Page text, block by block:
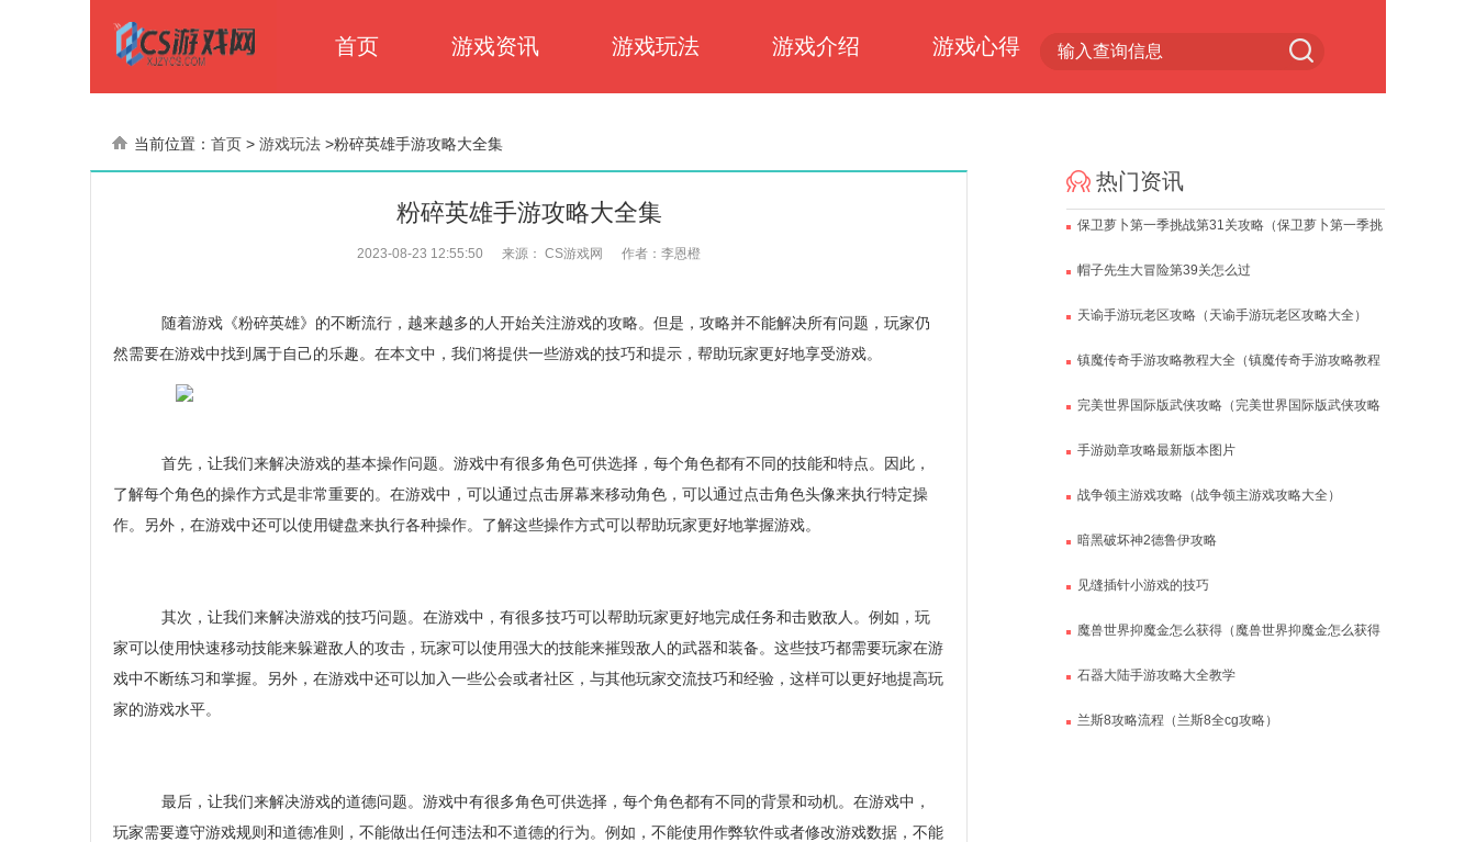
首页 游戏资讯 游戏玩法 游戏介绍 游戏心得 小游戏专区
当前位置： 首页 > 游戏玩法 >粉碎英雄手游攻略大全集
粉碎英雄手游攻略大全集
2023-08-23 12:55:50 来源： CS游戏网 作者：李恩橙
随着游戏《粉碎英雄》的不断流行，越来越多的人开始关注游戏的攻略。但是，攻略并不能解决所有问题，玩家仍
然需要在游戏中找到属于自己的乐趣。在本文中，我们将提供一些游戏的技巧和提示，帮助玩家更好地享受游戏。
首先，让我们来解决游戏的基本操作问题。游戏中有很多角色可供选择，每个角色都有不同的技能和特点。因此，
了解每个角色的操作方式是非常重要的。在游戏中，可以通过点击屏幕来移动角色，可以通过点击角色头像来执行特定操
作。另外，在游戏中还可以使用键盘来执行各种操作。了解这些操作方式可以帮助玩家更好地掌握游戏。
其次，让我们来解决游戏的技巧问题。在游戏中，有很多技巧可以帮助玩家更好地完成任务和击败敌人。例如，玩
家可以使用快速移动技能来躲避敌人的攻击，玩家可以使用强大的技能来摧毁敌人的武器和装备。这些技巧都需要玩家在游
戏中不断练习和掌握。另外，在游戏中还可以加入一些公会或者社区，与其他玩家交流技巧和经验，这样可以更好地提高玩
家的游戏水平。
最后，让我们来解决游戏的道德问题。游戏中有很多角色可供选择，每个角色都有不同的背景和动机。在游戏中，
玩家需要遵守游戏规则和道德准则，不能做出任何违法和不道德的行为。例如，不能使用作弊软件或者修改游戏数据，不能
热门资讯
保卫萝卜第一季挑战第31关攻略（保卫萝卜第一季挑
帽子先生大冒险第39关怎么过
天谕手游玩老区攻略（天谕手游玩老区攻略大全）
镇魔传奇手游攻略教程大全（镇魔传奇手游攻略教程
完美世界国际版武侠攻略（完美世界国际版武侠攻略
手游勋章攻略最新版本图片
战争领主游戏攻略（战争领主游戏攻略大全）
暗黑破坏神2德鲁伊攻略
见缝插针小游戏的技巧
魔兽世界抑魔金怎么获得（魔兽世界抑魔金怎么获得
石器大陆手游攻略大全教学
兰斯8攻略流程（兰斯8全cg攻略）